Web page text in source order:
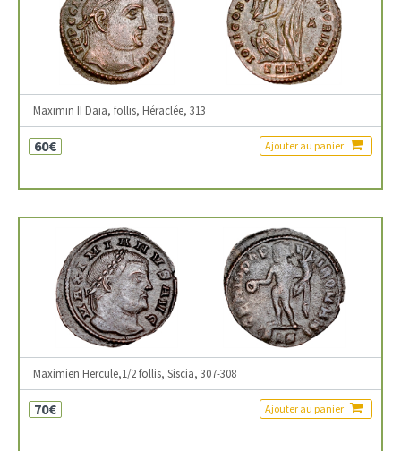
Maximin II Daia, follis, Héraclée, 313
60€ Ajouter au panier
Maximien Hercule,1/2 follis, Siscia, 307-308
70€ Ajouter au panier